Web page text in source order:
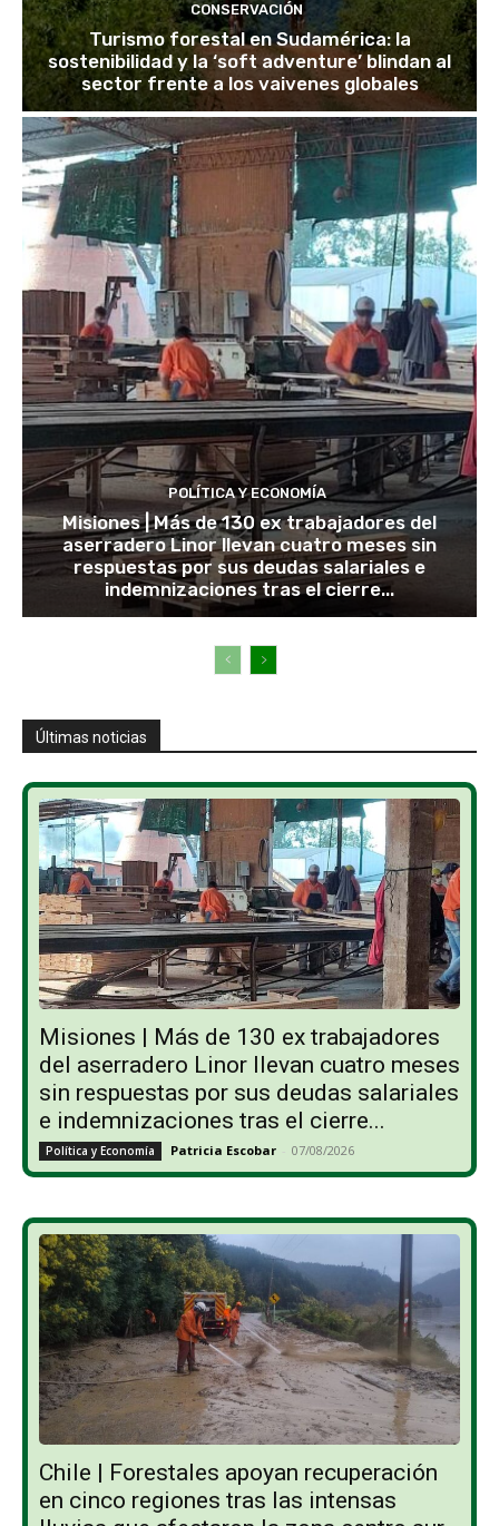
CONSERVACIÓN
Turismo forestal en Sudamérica: la
sostenibilidad y la ‘soft adventure’ blindan al
sector frente a los vaivenes globales
POLÍTICA Y ECONOMÍA
Misiones | Más de 130 ex trabajadores del
aserradero Linor llevan cuatro meses sin
respuestas por sus deudas salariales e
indemnizaciones tras el cierre...
Últimas noticias
Misiones | Más de 130 ex trabajadores
del aserradero Linor llevan cuatro meses
sin respuestas por sus deudas salariales
e indemnizaciones tras el cierre...
Política y Economía Patricia Escobar - 07/08/2026
Chile | Forestales apoyan recuperación
en cinco regiones tras las intensas